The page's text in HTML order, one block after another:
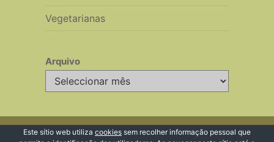
Vegetarianas
Arquivo
Arquivo
© 2026 Receitas de Cozinha
Este sítio web utiliza cookies sem recolher informação pessoal que